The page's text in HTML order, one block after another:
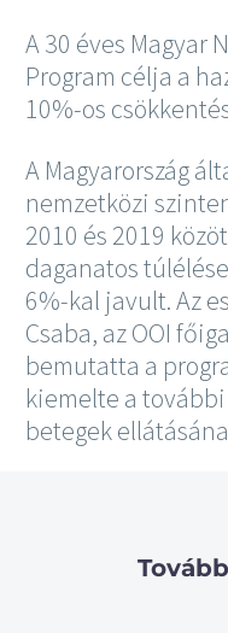
A 30 éves Magyar
Program célja a
10%-os
A Magyarország
nemzetközi
2010 és 2019
daganatos
6%-kal javult. Az
Csaba, az OOI
bemutatta a
kiemelte a
betegek